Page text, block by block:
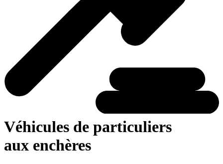
Véhicules de particuliers
aux enchères